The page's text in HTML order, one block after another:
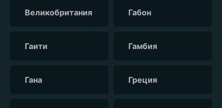
Великобритания Габон
Гаити Гамбия
Гана Греция